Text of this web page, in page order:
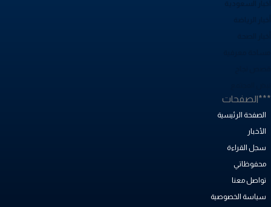
الصفحة الرئيسية
الأخبار
سجل القراءة
محفوظاتي
تواصل معنا
سياسة الخصوصية